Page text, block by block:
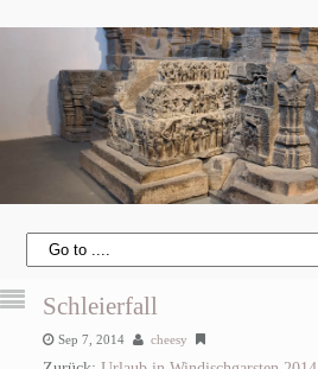
Schleierfall
Sep 7, 2014 cheesy